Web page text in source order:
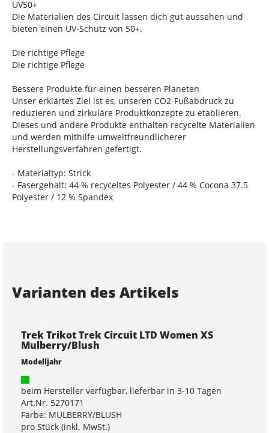
UV50+
Die Materialien des Circuit lassen dich gut aussehen und
bieten einen UV-Schutz von 50+.
Die richtige Pflege
Die richtige Pflege
Bessere Produkte für einen besseren Planeten
Unser erklärtes Ziel ist es, unseren CO2-Fußabdruck zu
reduzieren und zirkuläre Produktkonzepte zu etablieren.
Dieses und andere Produkte enthalten recycelte Materialien
und werden mithilfe umweltfreundlicherer
Herstellungsverfahren gefertigt.
- Materialtyp: Strick
- Fasergehalt: 44 % recyceltes Polyester / 44 % Cocona 37.5
Polyester / 12 % Spandex
Varianten des Artikels
Trek Trikot Trek Circuit LTD Women XS
Mulberry/Blush
Modelljahr
beim Hersteller verfügbar, lieferbar in 3-10 Tagen
Art.Nr. 5270171
Farbe: MULBERRY/BLUSH
pro Stück (inkl. MwSt.)